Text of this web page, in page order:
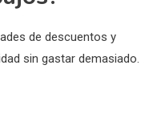
de descuentos y
sin gastar demasiado.